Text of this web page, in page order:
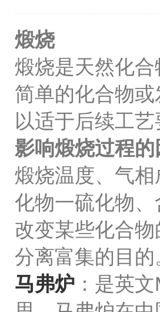
煅烧
煅烧是天然化
简单的化合物
以适于后续工
影响煅烧过程的
煅烧温度、气
化物一硫化物
改变某些化合
分离富集的目的
马弗炉 ：是英